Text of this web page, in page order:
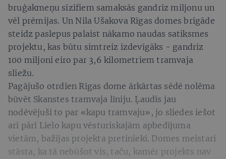
bruģakmeņu sīzifiem samaksās gandrīz miljonu un
vēl prēmijas. Un Nila Ušakova Rīgas domes brigāde
steidz paslepus palaist nākamo naudas satiksmes
projektu, kas būtu simtreiz izdevīgāks - gandrīz
100 miljoni eiro par 3,6 kilometriem tramvaja
sliežu.
Pagājušo otrdien Rīgas dome ārkārtas sēdē nolēma
būvēt Skanstes tramvaja līniju. Ļaudis jau
nodēvējuši to par «kapu tramvaju», jo sliedes iešot
arī pāri Lielo kapu vēsturiskajām apbedījuma
vietām, bažījas projekta pretinieki. Domes meistari
stāsta, ka tā nebūšot vis, taču, kamēr projekts nav